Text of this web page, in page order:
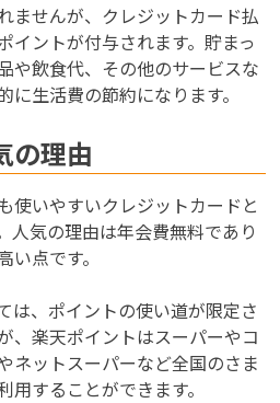
ませんが、クレジットカード払
イントが付与されます。貯まっ
や飲食代、その他のサービスな
に生活費の節約になります。
の理由
使いやすいクレジットカードと
人気の理由は年会費無料であり
点です。
は、ポイントの使い道が限定さ
、楽天ポイントはスーパーやコ
ネットスーパーなど全国のさま
することができます。